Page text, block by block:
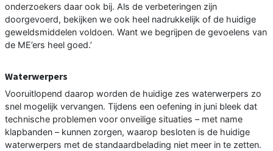
onderzoekers daar ook bij. Als de verbeteringen zijn
doorgevoerd, bekijken we ook heel nadrukkelijk of de huidige
geweldsmiddelen voldoen. Want we begrijpen de gevoelens van
de ME’ers heel goed.’
Waterwerpers
Vooruitlopend daarop worden de huidige zes waterwerpers zo
snel mogelijk vervangen. Tijdens een oefening in juni bleek dat
technische problemen voor onveilige situaties – met name
klapbanden – kunnen zorgen, waarop besloten is de huidige
waterwerpers met de standaardbelading niet meer in te zetten.